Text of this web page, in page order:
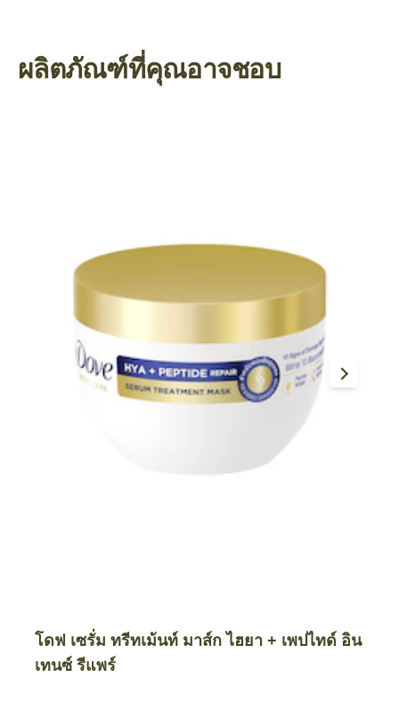
ผลิตภัณฑ์ที่คุณอาจชอบ
โดฟ เซรั่ม ทรีทเม้นท์ มาส์ก ไฮยา + เพปไทด์ อิน
เทนซ์ รีแพร์